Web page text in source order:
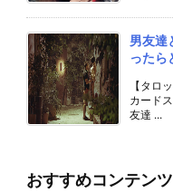
男友達
ったら
【タロ
カード
友達 ...
おすすめコンテンツ